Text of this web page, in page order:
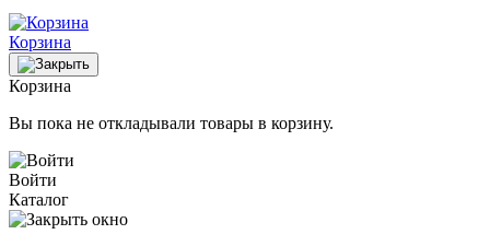
Корзина
Корзина
Вы пока не откладывали товары в корзину.
Войти
Каталог